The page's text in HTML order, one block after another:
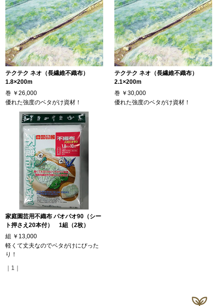
テクテク ネオ（長繊維不織布）
1.8×200m
巻 ￥26,000
優れた強度のベタがけ資材！
テクテク ネオ（長繊維不織布）
2.1×200m
巻 ￥30,000
優れた強度のベタがけ資材！
家庭園芸用不織布 パオパオ90（シー
ト押さえ20本付） 1組（2枚）
組 ￥13,000
軽くて丈夫なのでベタがけにぴった
り！
｜1｜